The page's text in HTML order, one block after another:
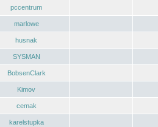
pccentrum
marlowe
husnak
SYSMAN
BobsenClark
Kimov
cemak
karelstupka